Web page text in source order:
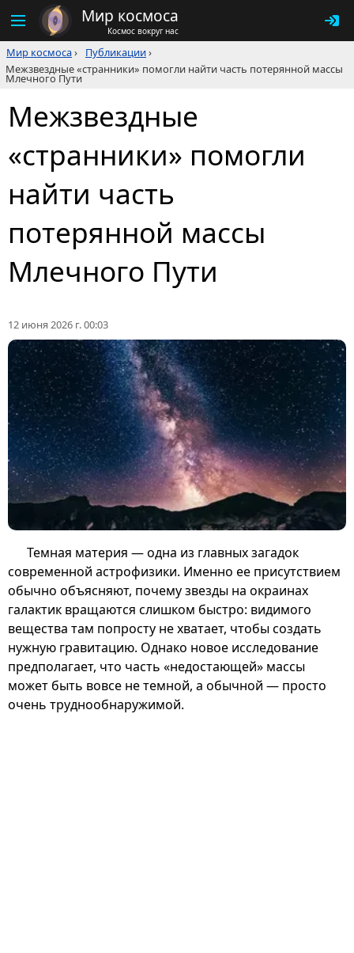
Мир космоса
Космос вокруг нас
Мир космоса› Публикации›
Межзвездные «странники» помогли найти часть потерянной массы
Млечного Пути
Межзвездные
«странники» помогли
найти часть
потерянной массы
Млечного Пути
12 июня 2026 г. 00:03
Темная материя — одна из главных загадок
современной астрофизики. Именно ее присутствием
обычно объясняют, почему звезды на окраинах
галактик вращаются слишком быстро: видимого
вещества там попросту не хватает, чтобы создать
нужную гравитацию. Однако новое исследование
предполагает, что часть «недостающей» массы
может быть вовсе не темной, а обычной — просто
очень труднообнаружимой.